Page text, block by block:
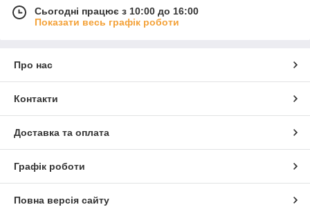
Сьогодні працює з 10:00 до 16:00
Показати весь графік роботи
Про нас
Контакти
Доставка та оплата
Графік роботи
Повна версія сайту